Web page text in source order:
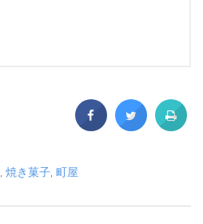
, 焼き菓子, 町屋